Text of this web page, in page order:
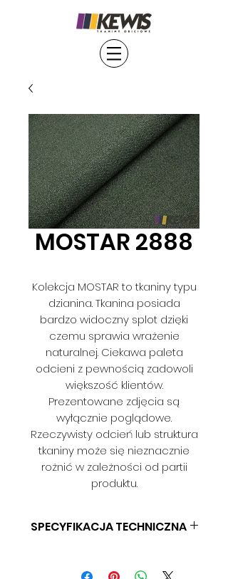
MOSTAR 2888
Kolekcja MOSTAR to tkaniny typu
dzianina. Tkanina posiada
bardzo widoczny splot dzięki
czemu sprawia wrażenie
naturalnej. Ciekawa paleta
odcieni z pewnością zadowoli
większość klientów.
Prezentowane zdjęcia są
wyłącznie poglądowe.
Rzeczywisty odcień lub struktura
tkaniny może się nieznacznie
rożnić w zależności od partii
produktu.
SPECYFIKACJA TECHNICZNA
GRAMATURA: 300 G/M2